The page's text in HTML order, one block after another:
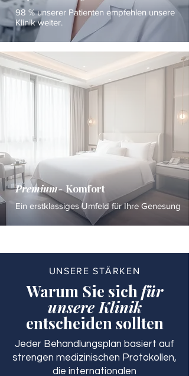
98 % unserer Patienten empfehlen unsere
Klinik weiter.
Premium-Komfort
Ein erstklassiges Umfeld für Ihre Genesung
UNSERE STÄRKEN
Warum Sie sichfür
unsere Klinik
entscheiden sollten
Jeder Behandlungsplan basiert auf
strengen medizinischen Protokollen,
die internationalen